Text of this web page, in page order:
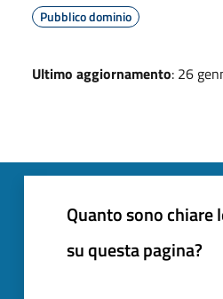
Pubblico dominio
Ultimo aggiornamento: 26
Quanto sono
su questa pagina?